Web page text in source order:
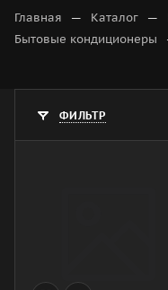
Главная — Каталог —
Бытовые кондиционеры
ФИЛЬТР